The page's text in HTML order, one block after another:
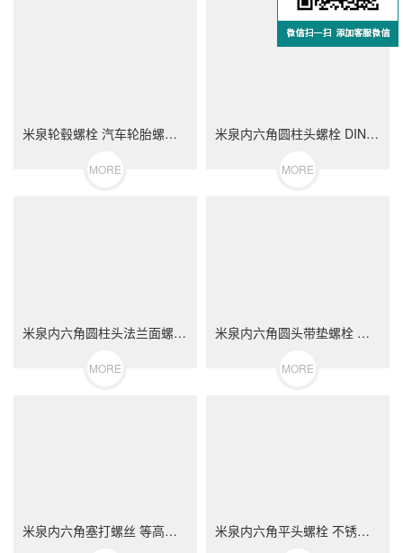
米泉轮毂螺栓 汽车轮胎螺丝 不锈钢（304/316）碳钢 合金钢
MORE
米泉内六角圆柱头螺栓 DIN912 不锈钢（304/316）碳钢 合金钢
MORE
米泉内六角圆柱头法兰面螺栓 不锈钢（304/316）碳钢 合金钢
MORE
米泉内六角圆头带垫螺栓 不锈钢（304/316）碳钢 合金钢
MORE
米泉内六角塞打螺丝 等高限位螺栓 不锈钢（304/316）碳钢 合金钢 米泉内六角平头螺栓 不锈钢（304/316）碳钢 合金钢